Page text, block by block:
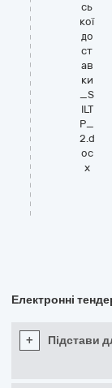
сь
кої
до
ст
ав
ки
_S
ILT
P_
2.d
oc
x
Електронні
+ Підстави